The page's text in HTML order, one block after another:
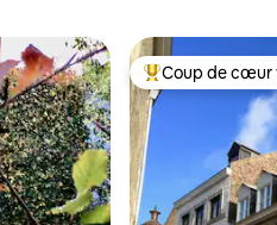
Coups de cœur
Coup de cœur